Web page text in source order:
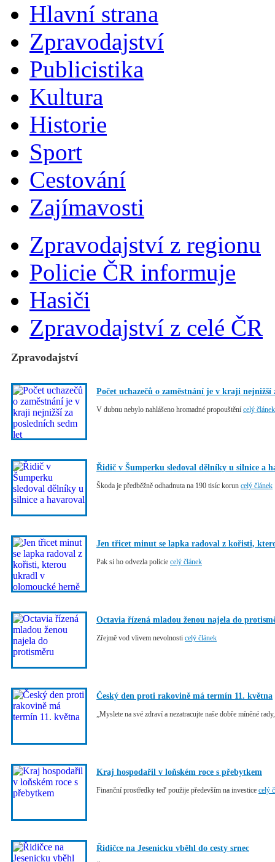
Hlavní strana
Zpravodajství
Publicistika
Kultura
Historie
Sport
Cestování
Zajímavosti
Zpravodajství z regionu
Policie ČR informuje
Hasiči
Zpravodajství z celé ČR
Zpravodajství
Počet uchazečů o zaměstnání je v kraji nejnižší
V dubnu nebylo nahlášeno hromadné propouštění celý článek
Řidič v Šumperku sledoval dělníky u silnice a
Škoda je předběžně odhadnuta na 190 tisíc korun celý článek
Jen třicet minut se lapka radoval z kořisti,
Pak si ho odvezla policie celý článek
Octavia řízená mladou ženou najela do
Zřejmě vod vlivem nevolnosti celý článek
Český den proti rakovině má termín 11. května
„Myslete na své zdraví a nezatracujte naše dobře míněné
Kraj hospodařil v loňském roce s přebytkem
Finanční prostředky teď použije především na investice celý
Řidičce na Jesenicku vběhl do cesty srnec